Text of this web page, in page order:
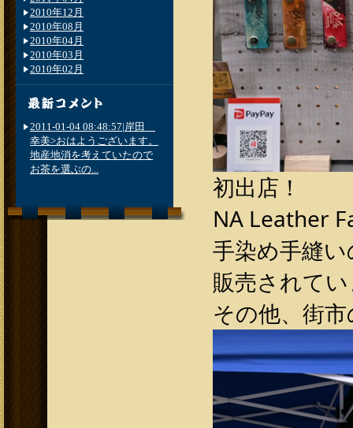
初出店！
NA Leather
手染め手縫
販売されて
その他、街
2010年12月
2010年08月
2010年04月
2010年03月
2010年02月
2011-01-04 08:48:57|岸田
幸美>おはようございます。
地産地消を考えていたので
お茶を選ぶの...